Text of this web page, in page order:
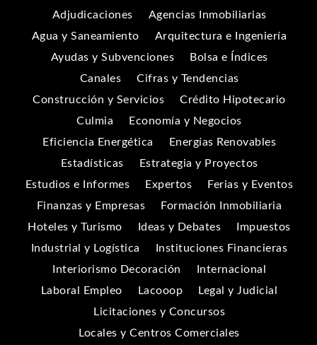
Adjudicaciones
Agencias Inmobiliarias
Agua y Saneamiento
Arquitectura e Ingeniería
Ayudas y Subvenciones
Bolsa e Índices
Canales
Cifras y Tendencias
Construcción y Servicios
Crédito Hipotecario
Culmia
Economía y Negocios
Eficiencia Energética
Energías Renovables
Estadísticas
Estrategia y Proyectos
Estudios e Informes
Expertos
Ferias y Eventos
Finanzas y Empresas
Formación Inmobiliaria
Hoteles y Turismo
Ideas y Debates
Impuestos
Industrial y Logística
Instituciones Financieras
Interiorismo Decoración
Internacional
Laboral Empleo
Lacooop
Legal y Judicial
Licitaciones y Concursos
Locales y Centros Comerciales